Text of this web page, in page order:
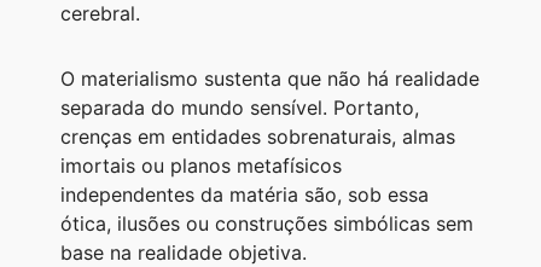
cerebral.
O materialismo sustenta que não há realidade
separada do mundo sensível. Portanto,
crenças em entidades sobrenaturais, almas
imortais ou planos metafísicos
independentes da matéria são, sob essa
ótica, ilusões ou construções simbólicas sem
base na realidade objetiva.